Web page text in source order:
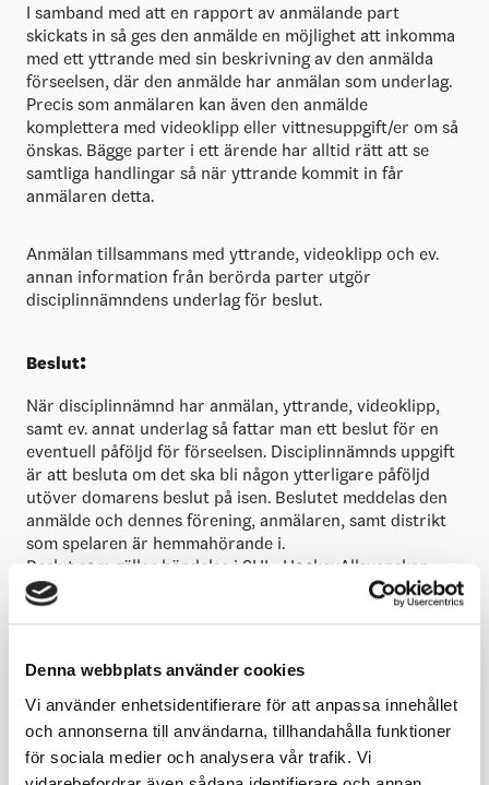
Denna webbplats använder cookies
Vi använder enhetsidentifierare för att anpassa innehållet
och annonserna till användarna, tillhandahålla funktioner
för sociala medier och analysera vår trafik. Vi
I samband med att en rapport av anmälande part
skickats in så ges den anmälde en möjlighet att inkomma
med ett yttrande med sin beskrivning av den anmälda
förseelsen, där den anmälde har anmälan som underlag.
Precis som anmälaren kan även den anmälde
komplettera med videoklipp eller vittnesuppgift/er om så
önskas. Bägge parter i ett ärende har alltid rätt att se
samtliga handlingar så när yttrande kommit in får
anmälaren detta.
Anmälan tillsammans med yttrande, videoklipp och ev.
annan information från berörda parter utgör
disciplinnämndens underlag för beslut.
Beslut:
När disciplinnämnd har anmälan, yttrande, videoklipp,
samt ev. annat underlag så fattar man ett beslut för en
eventuell påföljd för förseelsen. Disciplinnämnds uppgift
är att besluta om det ska bli någon ytterligare påföljd
utöver domarens beslut på isen. Beslutet meddelas den
anmälde och dennes förening, anmälaren, samt distrikt
som spelaren är hemmahörande i.
Beslut som gäller händelse i SHL, HockeyAllsvenskan
eller SDHL skickas även ut på pressmeddelande.
Ett beslut ska alltid kunna överklagas, det är den
anmälde och anmälaren som kan överklaga ett beslut. Ett
beslut fattat av disciplinnämnd hos distrikt/region kan
överklagas till SIF och ett beslut fattat av SIF:s